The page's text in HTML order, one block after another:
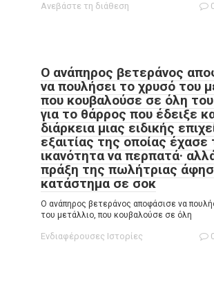
Ανεβάστε τη διάθεση
Ο ανάπηρος βετεράνος
να πουλήσει το χρυσό του
που κουβαλούσε σε όλη
για το θάρρος που έδειξε
διάρκεια μιας ειδικής
εξαιτίας της οποίας έχασε
ικανότητα να περπατά·
πράξη της πωλήτριας
κατάστημα σε σοκ
Ο ανάπηρος βετεράνος αποφάσισε να
του μετάλλιο, που κουβαλούσε σε όλη
Ενδιαφέρουσες Ιστορίες